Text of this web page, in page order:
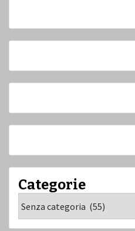
Categorie